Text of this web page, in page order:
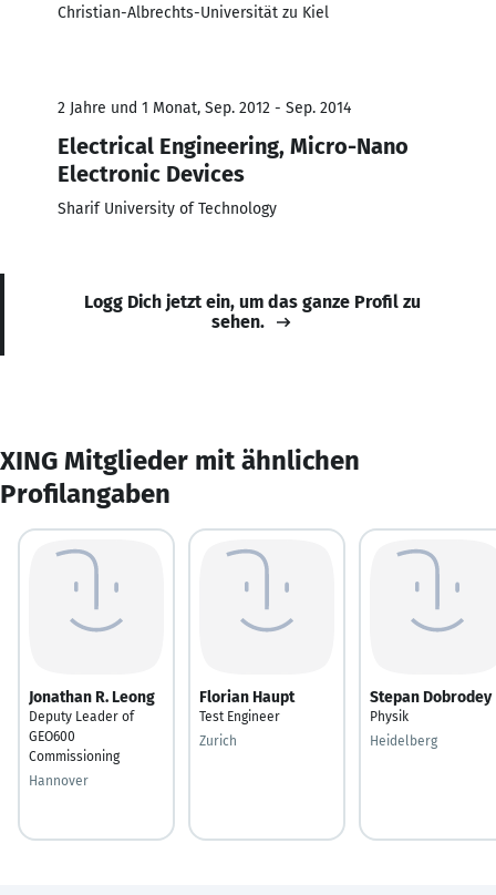
Christian-Albrechts-Universität zu Kiel
2 Jahre und 1 Monat, Sep. 2012 - Sep. 2014
Electrical Engineering, Micro-Nano
Electronic Devices
Sharif University of Technology
Logg Dich jetzt ein, um das ganze Profil zu
sehen.
XING Mitglieder mit ähnlichen
Profilangaben
Jonathan R. Leong
Deputy Leader of
GEO600
Commissioning
Hannover
Florian Haupt
Test Engineer
Zurich
Stepan Dobrodey
Physik
Heidelberg